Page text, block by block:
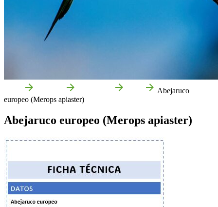
Abejaruco
europeo (Merops apiaster)
Abejaruco europeo (Merops apiaster)